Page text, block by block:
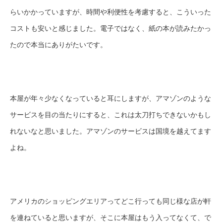
らいかかっていますが、時間や利便性を考慮すると、こういった
コストも安いと感じました。電子ではなく、紙の本が読みたかっ
たので本当にありがたいです。
本屋が年々少なくなっていると耳にしますが、アマゾンのような
サービスを目の当たりにすると、これは太刀打ちできないかもし
れないなと思いました。アマゾンのサービスは国境を越えてます
よね。
アメリカのショッピングエリアってどこ行っても同じ様な店が軒
を連ねていると思いますが、そこに本屋はもう入ってなくて、で